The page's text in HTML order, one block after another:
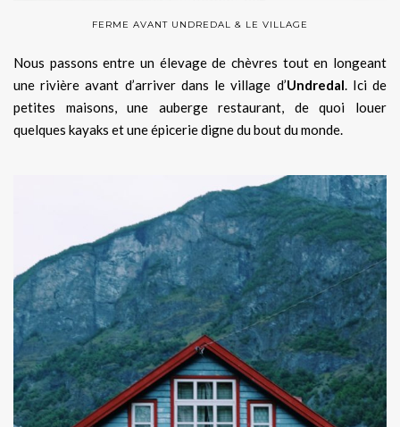
FERME AVANT UNDREDAL & LE VILLAGE
Nous passons entre un élevage de chèvres tout en longeant
une rivière avant d’arriver dans le village d’Undredal. Ici de
petites maisons, une auberge restaurant, de quoi louer
quelques kayaks et une épicerie digne du bout du monde.